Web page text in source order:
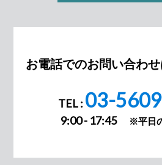
お電話でのお問い合わ
TEL : 03-
9:00 - 17:45 ※平日